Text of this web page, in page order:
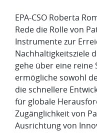
EPA-CSO Roberta
Rede die Rolle von
Instrumente zur
Nachhaltigkeitsziele
gehe über eine
ermögliche sowohl
die schnellere
für globale
Zugänglichkeit von
Ausrichtung von